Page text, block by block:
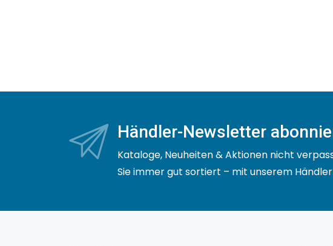
Händler-Newsletter
Kataloge, Neuheiten & Aktionen nicht
Sie immer gut sortiert – mit unserem